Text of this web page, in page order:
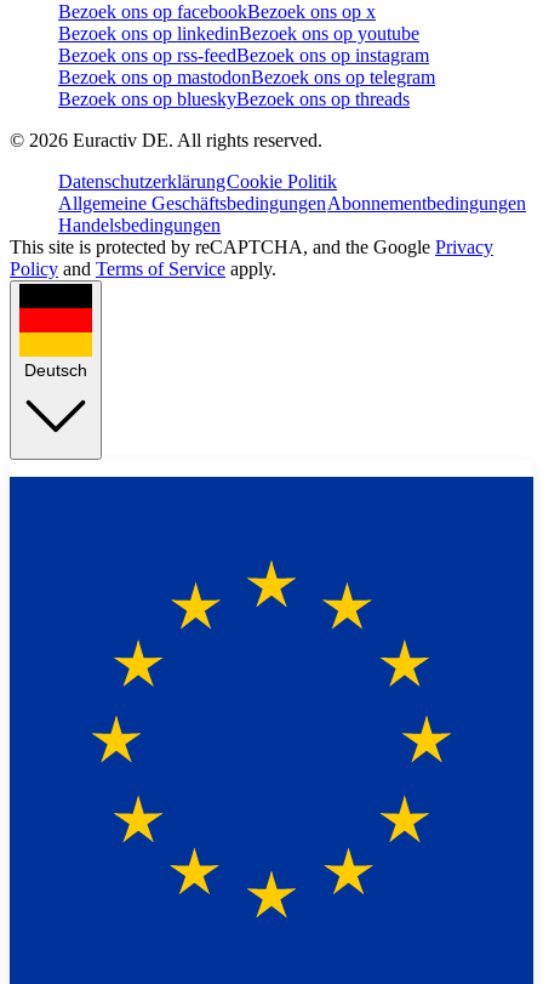
Bezoek ons op facebookBezoek ons op x
Bezoek ons op linkedinBezoek ons op youtube
Bezoek ons op rss-feedBezoek ons op instagram
Bezoek ons op mastodonBezoek ons op telegram
Bezoek ons op blueskyBezoek ons op threads
© 2026 Euractiv DE. All rights reserved.
DatenschutzerklärungCookie Politik
Allgemeine GeschäftsbedingungenAbonnementbedingungen
Handelsbedingungen
This site is protected by reCAPTCHA, and the Google Privacy
Policy and Terms of Service apply.
Deutsch